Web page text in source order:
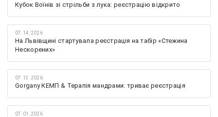
Кубок Воїнів зі стрільби з лука: реєстрацію відкрито
07.14.2026
На Львівщині стартувала реєстрація на табір «Стежина
Нескорених»
07.13.2026
Gorgany КЕМП & Терапія мандрами: триває реєстрація
07.01.2026